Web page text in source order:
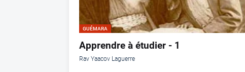
GUÉMARA
Apprendre à étudier - 1
Rav Yaacov Laguerre